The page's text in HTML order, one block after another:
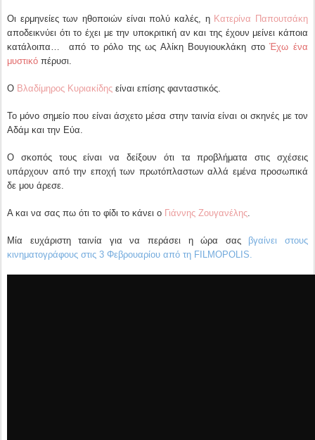
Οι ερμηνείες των ηθοποιών είναι πολύ καλές, η Κατερίνα Παπουτσάκη
αποδεικνύει ότι το έχει με την υποκριτική αν και της έχουν μείνει κάποια
κατάλοιπα… από το ρόλο της ως Αλίκη Βουγιουκλάκη στοΈχω ένα
μυστικό πέρυσι.
Ο Βλαδίμηρος Κυριακίδης είναι επίσης φανταστικός.
Το μόνο σημείο που είναι άσχετο μέσα στην ταινία είναι οι σκηνές με τον
Αδάμ και την Εύα.
Ο σκοπός τους είναι να δείξουν ότι τα προβλήματα στις σχέσεις
υπάρχουν από την εποχή των πρωτόπλαστων αλλά εμένα προσωπικά
δε μου άρεσε.
Α και να σας πω ότι το φίδι το κάνει ο Γιάννης Ζουγανέλης.
Μία ευχάριστη ταινία για να περάσει η ώρα σας βγαίνει στους
κινηματογράφους στις 3 Φεβρουαρίου από τη FILMΟPOLIS.